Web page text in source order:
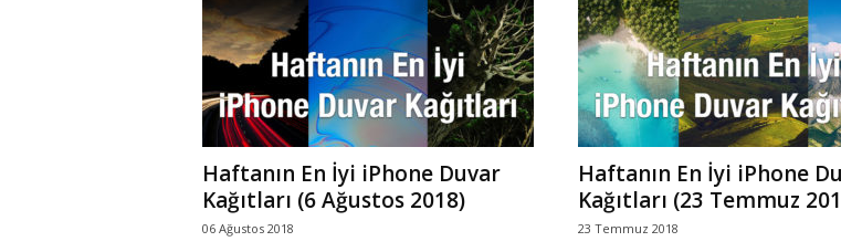
l
i
Haftanın En İyi iPhone Duvar
Kağıtları (6 Ağustos 2018)
06 Ağustos 2018
Haftanın En İyi iPhone
Kağıtları (23 Temmuz
23 Temmuz 2018